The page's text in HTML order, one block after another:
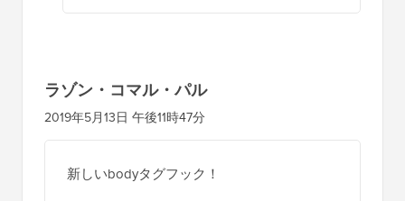
ラゾン・コマル・パル
2019年5月13日 午後11時47分
新しいbodyタグフック！